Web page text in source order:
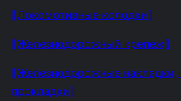
⟦Локомотивные колодки⟧
⟦Железнодорожный крепеж⟧
⟦Железнодорожные накладки,
прокладки⟧